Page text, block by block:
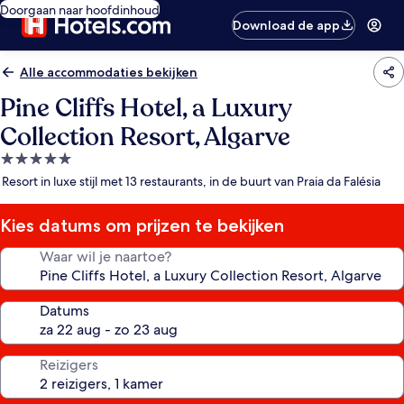
Doorgaan naar hoofdinhoud
Download de app
Alle accommodaties bekijken
Pine Cliffs Hotel, a Luxury
Collection Resort, Algarve
5.0-
sterrenaccommodatie
Resort in luxe stijl met 13 restaurants, in de buurt van Praia da Falésia
Kies datums om prijzen te bekijken
Waar wil je naartoe?
Datums
Reizigers